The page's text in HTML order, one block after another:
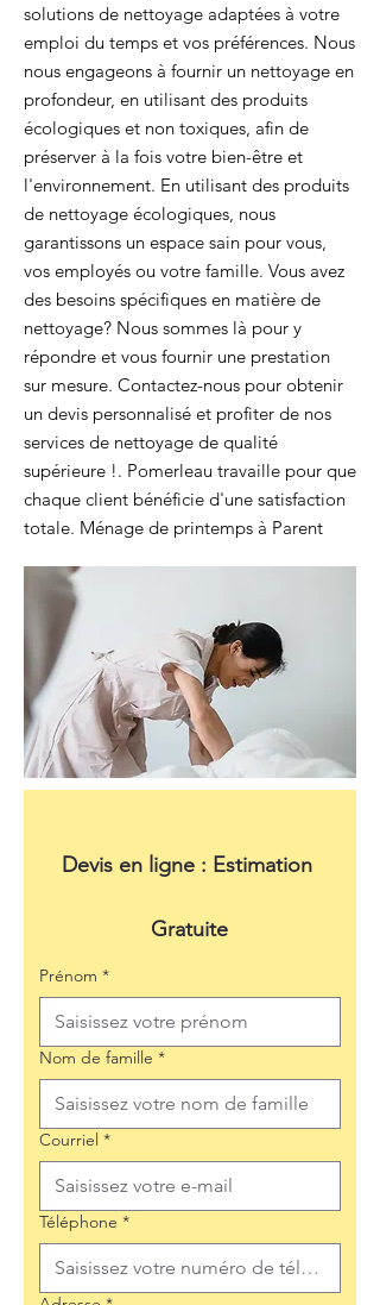
solutions de nettoyage adaptées à votre
emploi du temps et vos préférences. Nous
nous engageons à fournir un nettoyage en
profondeur, en utilisant des produits
écologiques et non toxiques, afin de
préserver à la fois votre bien-être et
l'environnement. En utilisant des produits
de nettoyage écologiques, nous
garantissons un espace sain pour vous,
vos employés ou votre famille. Vous avez
des besoins spécifiques en matière de
nettoyage? Nous sommes là pour y
répondre et vous fournir une prestation
sur mesure. Contactez-nous pour obtenir
un devis personnalisé et profiter de nos
services de nettoyage de qualité
supérieure !. Pomerleau travaille pour que
chaque client bénéficie d'une satisfaction
totale. Ménage de printemps à Parent
Devis en ligne : Estimation
Gratuite
Prénom *
Nom de famille *
Courriel *
Téléphone *